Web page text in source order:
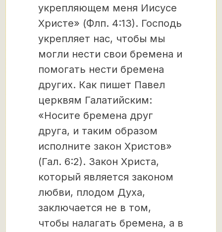
укрепляющем меня Иисусе
Христе» (Флп. 4:13). Господь
укрепляет нас, чтобы мы
могли нести свои бремена и
помогать нести бремена
других. Как пишет Павел
церквям Галатийским:
«Носите бремена друг
друга, и таким образом
исполните закон Христов»
(Гал. 6:2). Закон Христа,
который является законом
любви, плодом Духа,
заключается не в том,
чтобы налагать бремена, а в